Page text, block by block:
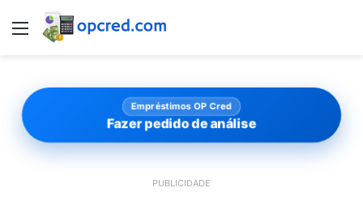
Menu
Empréstimos OP Cred
Fazer pedido de análise
PUBLICIDADE